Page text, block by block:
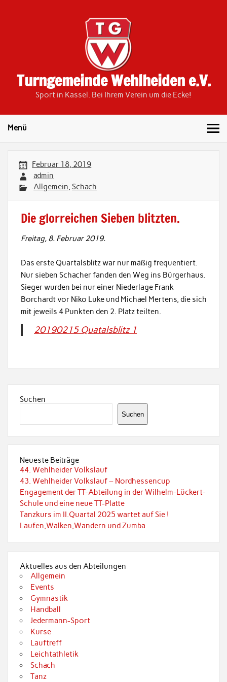
Turngemeinde Wehlheiden e.V.
Sport in Kassel. Bei Ihrem Verein um die Ecke!
Menü
Februar 18, 2019
admin
Allgemein,Schach
Die glorreichen Sieben blitzten.
Freitag, 8. Februar 2019.
Das erste Quartalsblitz war nur mäßig frequentiert.
Nur sieben Schacher fanden den Weg ins Bürgerhaus.
Sieger wurden bei nur einer Niederlage Frank
Borchardt vor Niko Luke und Michael Mertens, die sich
mit jeweils 4 Punkten den 2. Platz teilten.
20190215 Quatalsblitz 1
Suchen
Suchen
Neueste Beiträge
44. Wehlheider Volkslauf
43. Wehlheider Volkslauf – Nordhessencup
Engagement der TT-Abteilung in der Wilhelm-Lückert-
Schule und eine neue TT-Platte
Tanzkurs im II.Quartal 2025 wartet auf Sie !
Laufen,Walken,Wandern und Zumba
Aktuelles aus den Abteilungen
Allgemein
Events
Gymnastik
Handball
Jedermann-Sport
Kurse
Lauftreff
Leichtathletik
Schach
Tanz